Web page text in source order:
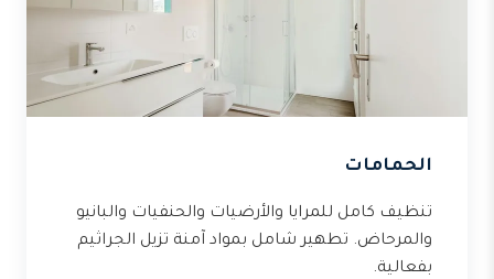
الحمامات
تنظيف كامل للمرايا والأرضيات والحنفيات والبانيو
والمرحاض. تطهير شامل بمواد آمنة تزيل الجراثيم
بفعالية.